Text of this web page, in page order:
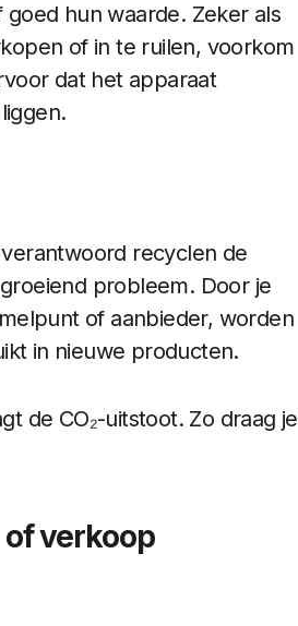
hun waarde. Zeker als
of in te ruilen, voorkom
dat het apparaat
recyclen de
probleem. Door je
of aanbieder, worden
in nieuwe producten.
de CO₂-uitstoot. Zo draag je
verkoop